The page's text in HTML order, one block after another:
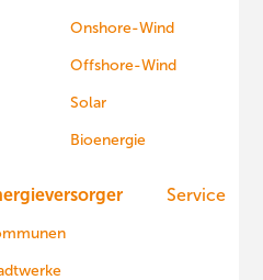
Onshore-Wind
Offshore-Wind
Solar
Bioenergie
Service